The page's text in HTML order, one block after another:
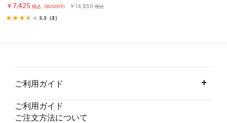
￥7,425 税込 (50%OFF) ￥14,850 税込
3.3 （3）
ご利用ガイド
ご利用ガイド
ご注文方法について